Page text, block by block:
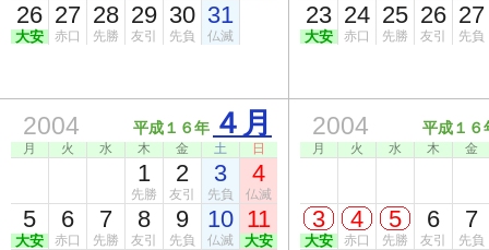
26
大安
27
赤口
28
先勝
29
友引
30
先負
31
仏滅
23
大安
24
赤口
25
先勝
26
友引
27
先負
2004 平成１６年 ４月
月 火 水 木 金 土 日
1
先勝
2
友引
3
先負
4
仏滅
5
大安
6
赤口
7
先勝
8
友引
9
先負
10
仏滅
11
大安
2004 平成１６
月 火 水 木 金
3
大安
4
赤口
5
先勝
6
友引
7
先負